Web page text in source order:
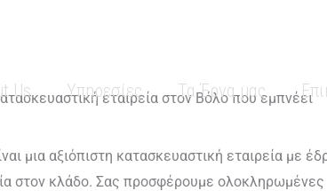
Us Υπηρεσίες Τα Έργα μας
εταιρεία στον Βόλο που εμπνέει
μια αξιόπιστη κατασκευαστική εταιρεία με
στον κλάδο. Σας προσφέρουμε ολοκληρωμένες